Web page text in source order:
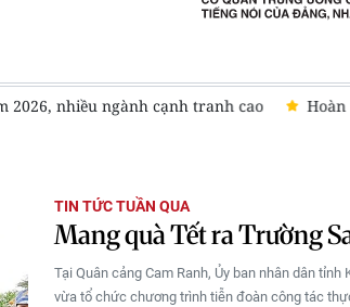
2026, nhiều ngành cạnh tranh cao
TIN TỨC TUẦN QUA
Mang quà Tết ra Trường
Tại Quân cảng Cam Ranh, Ủy ban nhân dân
vừa tổ chức chương trình tiễn đoàn công tác